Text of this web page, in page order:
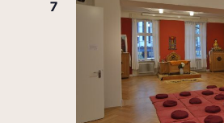
7